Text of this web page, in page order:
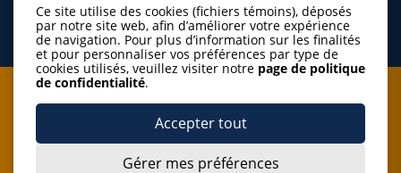
Je m'abonne à l'infolettre
Ce site utilise des cookies (fichiers témoins), déposés
par notre site web, afin d’améliorer votre expérience
de navigation. Pour plus d’information sur les finalités
et pour personnaliser vos préférences par type de
cookies utilisés, veuillez visiter notre page de politique
de confidentialité.
Accepter tout
Gérer mes préférences